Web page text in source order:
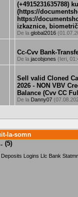
(+4915231635788)
(https://
https://
izkaznice,
De laglobal2016
Cc-Cvv Bank-
De lajacobjones (Ieri,
Sell valid Cloned
2026 - NON VBV
Balance (Cvv CC
De la Danny07
la-somn
(5)
Logins Llc Bank